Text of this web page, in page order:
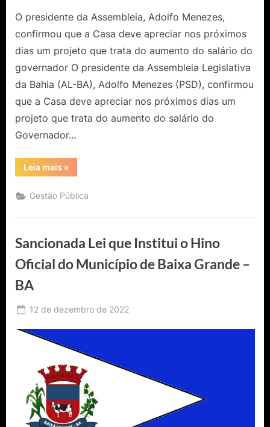
O presidente da Assembleia, Adolfo Menezes,
confirmou que a Casa deve apreciar nos próximos
dias um projeto que trata do aumento do salário do
governador O presidente da Assembleia Legislativa
da Bahia (AL-BA), Adolfo Menezes (PSD), confirmou
que a Casa deve apreciar nos próximos dias um
projeto que trata do aumento do salário do
Governador…
Leia mais “Deputados
baianos
votar
aumento
50%
governador
da
Bahia”
»
Gestão Pública
Sancionada Lei que Institui o Hino
Oficial do Município de Baixa Grande –
BA
Posted
12 de dezembro de 2022